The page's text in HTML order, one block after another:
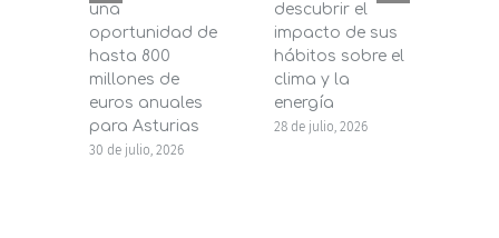
una
oportunidad de
hasta 800
millones de
euros anuales
para Asturias
30 de julio, 2026
descubrir el
impacto de sus
hábitos sobre el
clima y la
energía
28 de julio, 2026